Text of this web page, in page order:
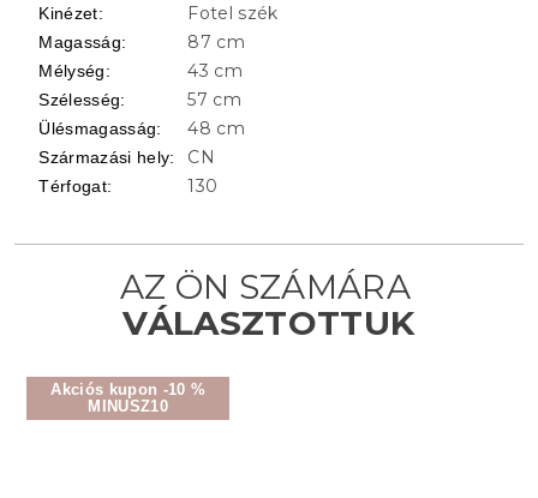
Akciós kupon -10 %
MINUSZ10
Kinézet: Fotel szék
Magasság: 87 cm
Mélység: 43 cm
Szélesség: 57 cm
Ülésmagasság: 48 cm
Származási hely: CN
Térfogat: 130